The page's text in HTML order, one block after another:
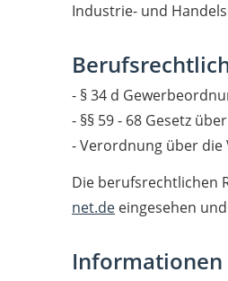
Industrie- und
- § 34 d
- §§ 59 - 68 Gesetz
- Verordnung über
Die berufsrechtlichen
net.de eingesehen